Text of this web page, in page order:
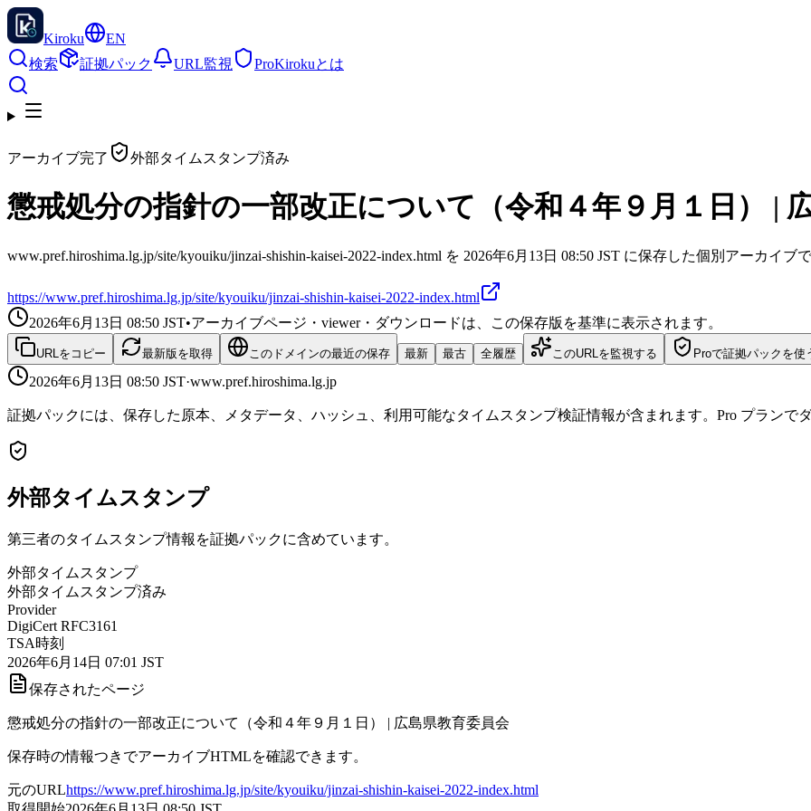
Kiroku
EN
検索
証拠パック URL監視 ProKirokuとは
アーカイブ完了 外部タイムスタンプ済み
懲戒処分の指針の一部改正について（令和４年９月１日） |
www.pref.hiroshima.lg.jp/site/kyouiku/jinzai-shishin-kaisei-2022-index.html を 2026年6月13日 08:50 JST に保存した個別アーカイブ
https://www.pref.hiroshima.lg.jp/site/kyouiku/jinzai-shishin-kaisei-2022-index.html
2026年6月13日 08:50 JST•アーカイブページ・viewer・ダウンロードは、この保存版を基準に表示されます。
URLをコピー 最新版を取得 このドメインの最近の保存 最新 最古 全履歴 このURLを監視する Proで証拠パックを使
2026年6月13日 08:50 JST·www.pref.hiroshima.lg.jp
証拠パックには、保存した原本、メタデータ、ハッシュ、利用可能なタイムスタンプ検証情報が含まれます。Pro プランで
外部タイムスタンプ
第三者のタイムスタンプ情報を証拠パックに含めています。
外部タイムスタンプ
外部タイムスタンプ済み
Provider
DigiCert RFC3161
TSA時刻
2026年6月14日 07:01 JST
保存されたページ
懲戒処分の指針の一部改正について（令和４年９月１日） | 広島県教育委員会
保存時の情報つきでアーカイブHTMLを確認できます。
元のURLhttps://www.pref.hiroshima.lg.jp/site/kyouiku/jinzai-shishin-kaisei-2022-index.html